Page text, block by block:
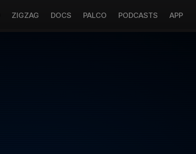
ZIGZAG DOCS PALCO PODCASTS APP